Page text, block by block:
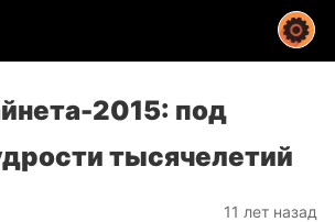
2015: под
тысячелетий
11 лет назад